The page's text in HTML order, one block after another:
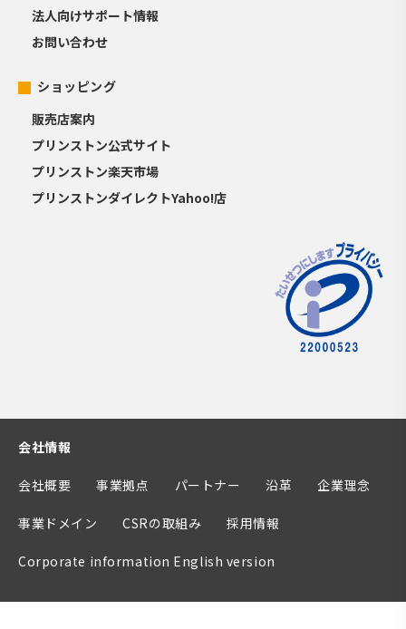
法人向けサポート情報
お問い合わせ
ショッピング
販売店案内
プリンストン公式サイト
プリンストン楽天市場
プリンストンダイレクトYahoo!店
会社情報
会社概要 事業拠点 パートナー 沿革 企業理念
事業ドメイン CSRの取組み 採用情報
Corporate information English version